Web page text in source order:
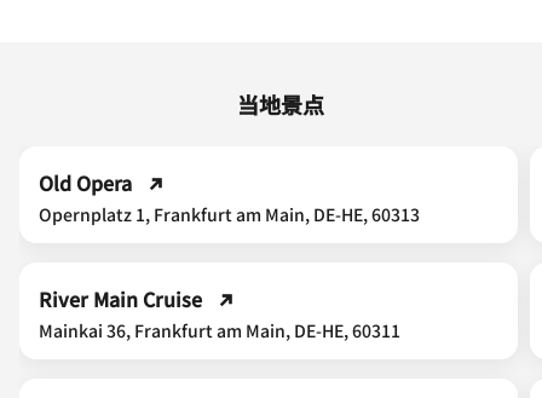
当地景点
Old Opera
Opernplatz 1, Frankfurt am Main, DE-HE, 60313
River Main Cruise
Mainkai 36, Frankfurt am Main, DE-HE, 60311